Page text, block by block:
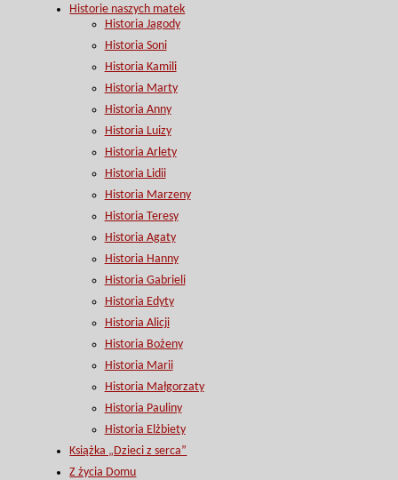
Historie naszych matek
Historia Jagody
Historia Soni
Historia Kamili
Historia Marty
Historia Anny
Historia Luizy
Historia Arlety
Historia Lidii
Historia Marzeny
Historia Teresy
Historia Agaty
Historia Hanny
Historia Gabrieli
Historia Edyty
Historia Alicji
Historia Bożeny
Historia Marii
Historia Małgorzaty
Historia Pauliny
Historia Elżbiety
Książka „Dzieci z serca”
Z życia Domu